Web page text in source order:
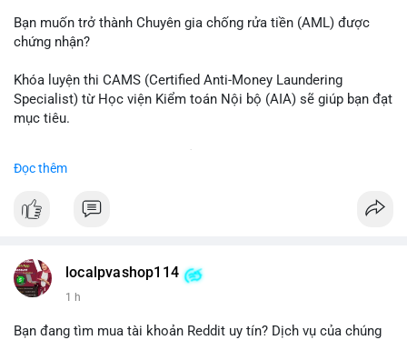
Bạn muốn trở thành Chuyên gia chống rửa tiền (AML) được
chứng nhận?
Khóa luyện thi CAMS (Certified Anti-Money Laundering
Specialist) từ Học viện Kiểm toán Nội bộ (AIA) sẽ giúp bạn đạt
mục tiêu.
gồm tài liệu toàn diện, câu hỏi thực hành, bài thi thử sát thực
Đăng ký ngay hôm nay để nâng cao năng lực và mở rộng cơ
Đọc thêm
localpvashop114
1 h
Bạn đang tìm mua tài khoản Reddit uy tín? Dịch vụ của chúng